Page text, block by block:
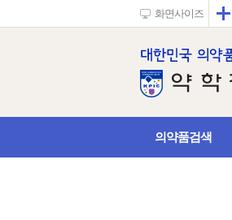
화면사이즈 확대
의약품검색